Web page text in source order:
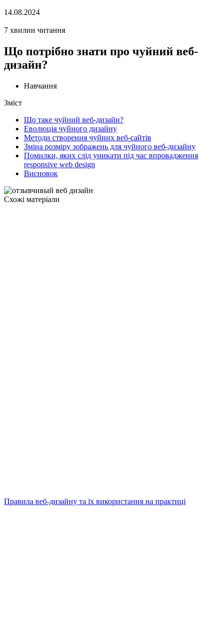
14.08.2024
7 хвилин читання
Що потрібно знати про чуйний веб-
дизайн?
Навчання
Зміст
Що таке чуйний веб-дизайн?
Еволюція чуйного дизайну
Методи створення чуйних веб-сайтів
Зміна розміру зображень для чуйного веб-дизайну
Помилки, яких слід уникати під час впровадження
responsive web design
Висновок
Схожі матеріали
Правила веб-дизайну та їх використання на практиці